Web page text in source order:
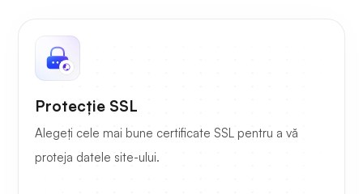
Protecție SSL
Alegeți cele mai bune certificate SSL pentru a vă
proteja datele site-ului.